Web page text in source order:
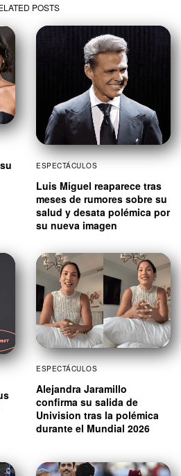
POSTS
ESPECTÁCULOS
Luis Miguel reaparece tras
meses de rumores sobre su
salud y desata polémica por
su nueva imagen
ESPECTÁCULOS
Alejandra Jaramillo
confirma su salida de
Univision tras la polémica
durante el Mundial 2026